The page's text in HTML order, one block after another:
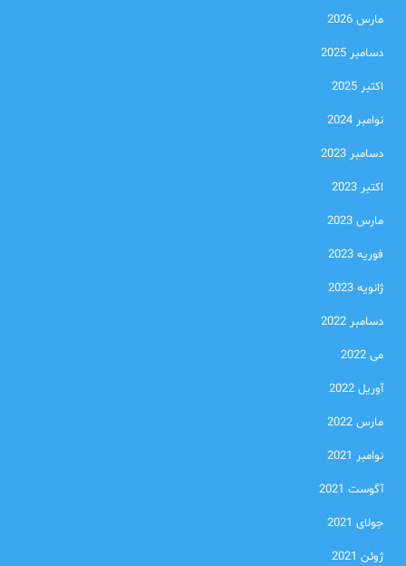
مارس 2026
دسامبر 2025
اکتبر 2025
نوامبر 2024
دسامبر 2023
اکتبر 2023
مارس 2023
فوریه 2023
ژانویه 2023
دسامبر 2022
می 2022
آوریل 2022
مارس 2022
نوامبر 2021
آگوست 2021
جولای 2021
ژوئن 2021